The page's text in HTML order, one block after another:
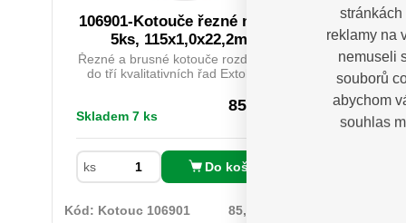
106901-Kotouče řezné na kov,
5ks, 115x1,0x22,2mm
Řezné a brusné kotouče rozdělujeme
do tří kvalitativních řad Extol Craft,
přičemž řady Extol Premium a Extol
Industrial splňují vyšší kvalitativní
prodlouženou životností. Řezné
kotouče Extol se vyznačují širokým
Skladem 7 ks
85,95
ks Do košíku
Kód: Kotouc 106901 85,95 Kč / ks
MHB
Závěs
čemuž
reklamy na
nemuseli
souborů
abychom
souhlas